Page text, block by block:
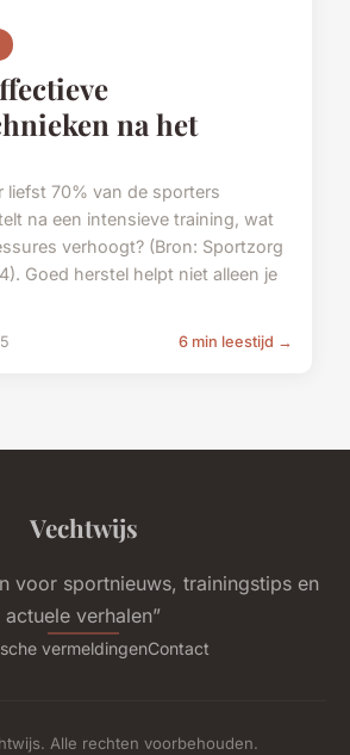
na het
liefst 70% van de sporters
na een intensieve training, wat
verhoogt? (Bron: Sportzorg
Goed herstel helpt niet alleen je
6 min leestijd →
Vechtwijs
voor sportnieuws, trainingstips en
actuele verhalen”
vermeldingenContact
Alle rechten voorbehouden.